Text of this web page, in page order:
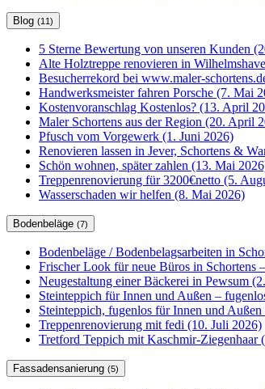
Blog (11)
5 Sterne Bewertung von unseren Kunden
Alte Holztreppe renovieren in
Besucherrekord bei www.maler-
Handwerksmeister fahren Porsche (7. Mai
Kostenvoranschlag Kostenlos? (13. April
Maler Schortens aus der Region (20. April
Pfusch vom Vorgewerk (1. Juni 2026)
Renovieren lassen in Jever, Schortens &
Schön wohnen, später zahlen (13. Mai
Treppenrenovierung für 3200€netto (5.
Wasserschaden wir helfen (8. Mai 2026)
Bodenbeläge (7)
Bodenbeläge / Bodenbelagsarbeiten in
Frischer Look für neue Büros in Schortens
Neugestaltung einer Bäckerei in Pewsum
Steinteppich für Innen und Außen –
Steinteppich, fugenlos für Innen und
Treppenrenovierung mit fedi (10. Juli 2026)
Tretford Teppich mit Kaschmir-Ziegenhaar
Fassadensanierung (5)